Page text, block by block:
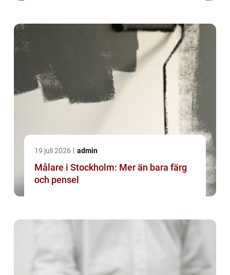
19 juli 2026 admin
Målare i Stockholm: Mer än bara färg
och pensel